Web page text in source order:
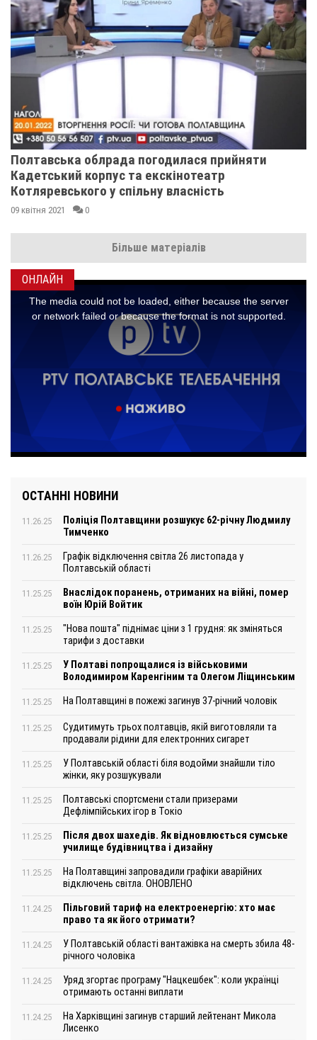
ОНЛАЙН
ОСТАННІ НОВИНИ
11.26.25
Поліція Полтавщини розшукує 62-річну Людмилу
Тимченко
11.26.25
Графік відключення світла 26 листопада у
Полтавській області
11.25.25
Внаслідок поранень, отриманих на війні, помер
воїн Юрій Войтик
11.25.25
"Нова пошта" піднімає ціни з 1 грудня: як зміняться
тарифи з доставки
11.25.25
У Полтаві попрощалися із військовими
Володимиром Каренгіним та Олегом Ліщинським
11.25.25 На Полтавщині в пожежі загинув 37-річний чоловік
11.25.25
Судитимуть трьох полтавців, якій виготовляли та
продавали рідини для електронних сигарет
11.25.25
У Полтавській області біля водойми знайшли тіло
жінки, яку розшукували
11.25.25
Полтавські спортсмени стали призерами
Дефлімпійських ігор в Токіо
11.25.25
Після двох шахедів. Як відновлюється сумське
училище будівництва і дизайну
11.25.25
На Полтавщині запровадили графіки аварійних
відключень світла. ОНОВЛЕНО
11.24.25
Пільговий тариф на електроенергію: хто має
право та як його отримати?
11.24.25
У Полтавській області вантажівка на смерть збила 48-
річного чоловіка
11.24.25
Уряд згортає програму "Нацкешбек": коли українці
отримають останні виплати
11.24.25
На Харківщині загинув старший лейтенант Микола
Лисенко
Полтавська облрада погодилася прийняти
Кадетський корпус та екскінотеатр
Котляревського у спільну власність
09 квітня 2021 0
Більше матеріалів